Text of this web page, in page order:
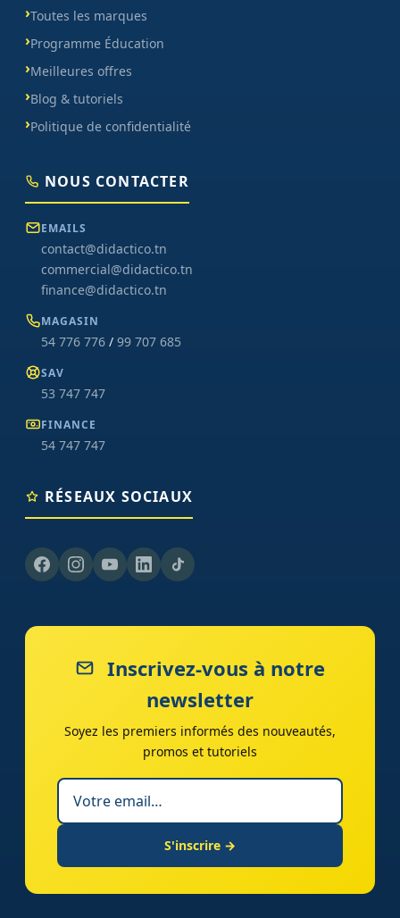
Toutes les marques
Programme Éducation
Meilleures offres
Blog & tutoriels
Politique de confidentialité
NOUS CONTACTER
EMAILS
contact@didactico.tn
commercial@didactico.tn
finance@didactico.tn
MAGASIN
54 776 776 / 99 707 685
SAV
53 747 747
FINANCE
54 747 747
RÉSEAUX SOCIAUX
Inscrivez-vous à notre
newsletter
Soyez les premiers informés des nouveautés,
promos et tutoriels
S'inscrire →